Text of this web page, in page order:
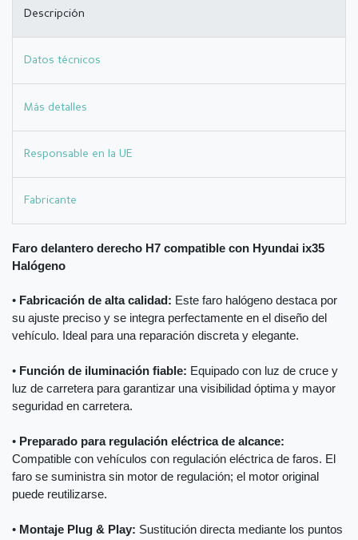
Descripción
Datos técnicos
Más detalles
Responsable en la UE
Fabricante
Faro delantero derecho H7 compatible con Hyundai ix35
Halógeno
• Fabricación de alta calidad: Este faro halógeno destaca por
su ajuste preciso y se integra perfectamente en el diseño del
vehículo. Ideal para una reparación discreta y elegante.
• Función de iluminación fiable: Equipado con luz de cruce y
luz de carretera para garantizar una visibilidad óptima y mayor
seguridad en carretera.
• Preparado para regulación eléctrica de alcance:
Compatible con vehículos con regulación eléctrica de faros. El
faro se suministra sin motor de regulación; el motor original
puede reutilizarse.
• Montaje Plug & Play: Sustitución directa mediante los puntos